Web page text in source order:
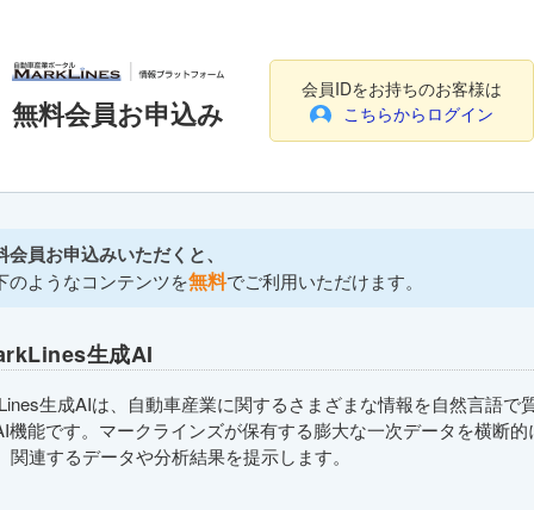
無料会員お申込み
会員IDをお持ちのお客様は
こちらからログイン
会員お申込みいただくと、
のようなコンテンツを無料でご利用いただけます。
生成AI
生成AIは、自動車産業に関するさまざまな情報を自然言語で
機能です。マークラインズが保有する膨大な一次データを横断的
関連するデータや分析結果を提示します。